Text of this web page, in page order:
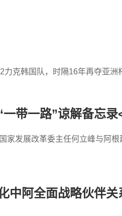
克韩国队，时隔16年再夺亚洲
带一路”谅解备忘录
家发展改革委主任何立峰与阿根
中阿全面战略伙伴关